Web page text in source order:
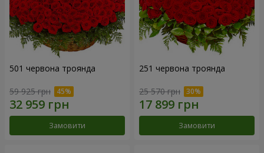
501 червона троянда
59 925 грн
Замовити
251 червона троянда
25 570 грн
Замовити